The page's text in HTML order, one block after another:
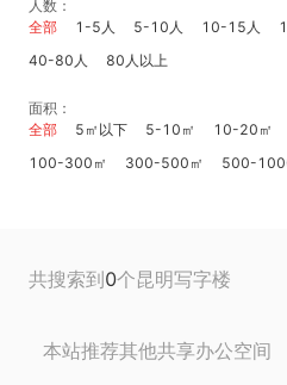
人数：
全部
1-5人 5-10人 10-15人
40-80人
80人以上
面积：
全部
5㎡以下 5-10㎡ 10-20㎡
100-300㎡
300-500㎡ 500-
共搜索到0个昆明写字楼
本站推荐其他共享办公空间